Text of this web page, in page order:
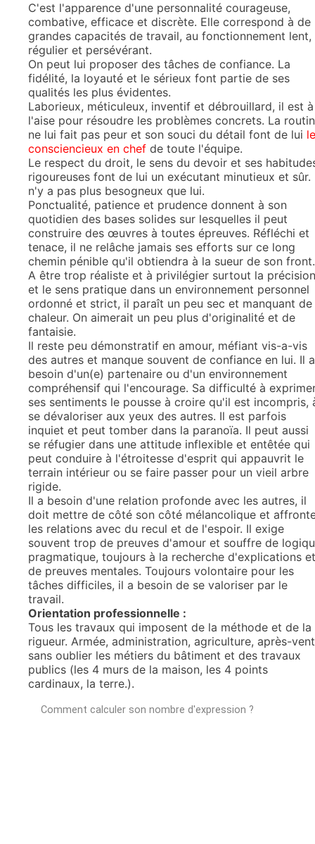
C'est l'apparence d'une personnalité courageuse,
combative, efficace et discrète. Elle correspond à de
grandes capacités de travail, au fonctionnement lent,
régulier et persévérant.
On peut lui proposer des tâches de confiance. La
fidélité, la loyauté et le sérieux font partie de ses
qualités les plus évidentes.
Laborieux, méticuleux, inventif et débrouillard, il est à
l'aise pour résoudre les problèmes concrets. La
ne lui fait pas peur et son souci du détail font de lui le
consciencieux en chef de toute l'équipe.
Le respect du droit, le sens du devoir et ses
rigoureuses font de lui un exécutant minutieux et sûr.
n'y a pas plus besogneux que lui.
Ponctualité, patience et prudence donnent à son
quotidien des bases solides sur lesquelles il peut
construire des œuvres à toutes épreuves. Réfléchi et
tenace, il ne relâche jamais ses efforts sur ce long
chemin pénible qu'il obtiendra à la sueur de son front.
A être trop réaliste et à privilégier surtout la précision
et le sens pratique dans un environnement personnel
ordonné et strict, il paraît un peu sec et manquant de
chaleur. On aimerait un peu plus d'originalité et de
fantaisie.
Il reste peu démonstratif en amour, méfiant vis-a-vis
des autres et manque souvent de confiance en lui. Il a
besoin d'un(e) partenaire ou d'un environnement
compréhensif qui l'encourage. Sa difficulté à
ses sentiments le pousse à croire qu'il est incompris,
se dévaloriser aux yeux des autres. Il est parfois
inquiet et peut tomber dans la paranoïa. Il peut aussi
se réfugier dans une attitude inflexible et entêtée qui
peut conduire à l'étroitesse d'esprit qui appauvrit le
terrain intérieur ou se faire passer pour un vieil arbre
rigide.
Il a besoin d'une relation profonde avec les autres, il
doit mettre de côté son côté mélancolique et
les relations avec du recul et de l'espoir. Il exige
souvent trop de preuves d'amour et souffre de
pragmatique, toujours à la recherche d'explications et
de preuves mentales. Toujours volontaire pour les
tâches difficiles, il a besoin de se valoriser par le
travail.
Orientation professionnelle :
Tous les travaux qui imposent de la méthode et de la
rigueur. Armée, administration, agriculture, après-
sans oublier les métiers du bâtiment et des travaux
publics (les 4 murs de la maison, les 4 points
cardinaux, la terre.).
Comment calculer son nombre d'expression ?